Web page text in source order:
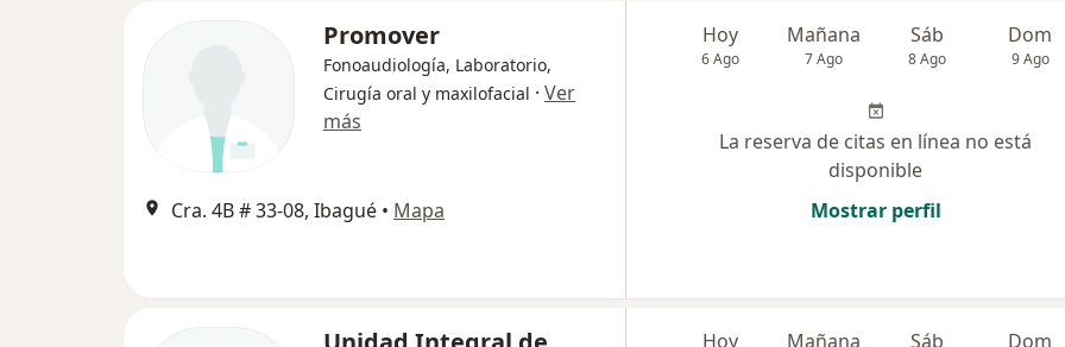
Promover
Fonoaudiología, Laboratorio,
Cirugía oral y maxilofacial · Ver
más
Cra. 4B # 33-08, Ibagué • Mapa
Hoy
6 Ago
Mañana
7 Ago
Sáb
8 Ago
Dom
9 Ago
La reserva de citas en línea no está
disponible
Mostrar perfil
Hoy Mañana Sáb Dom